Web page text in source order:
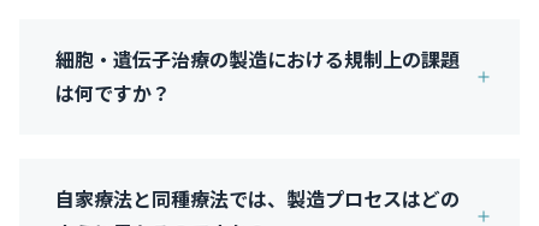
細胞・遺伝子治療の製造における規制上の課題
は何ですか？
自家療法と同種療法では、製造プロセスはどの